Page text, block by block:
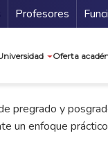
Profesores
Oferta
y
un enfoque